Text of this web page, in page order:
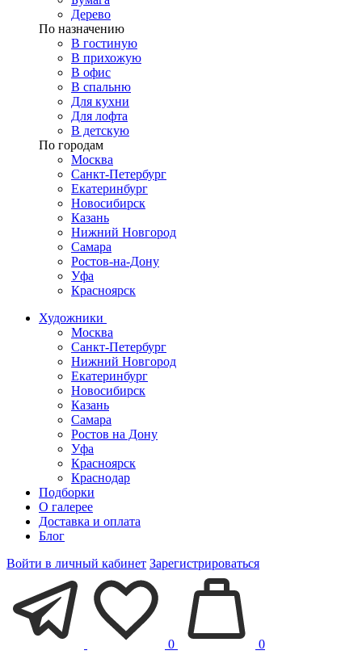
Дерево
По назначению
В гостиную
В прихожую
В офис
В спальню
Для кухни
Для лофта
В детскую
По городам
Москва
Санкт-Петербург
Екатеринбург
Новосибирск
Казань
Нижний Новгород
Самара
Ростов-на-Дону
Уфа
Красноярск
Художники
Москва
Санкт-Петербург
Нижний Новгород
Екатеринбург
Новосибирск
Казань
Самара
Ростов на Дону
Уфа
Красноярск
Краснодар
Подборки
О галерее
Доставка и оплата
Блог
Войти в личный кабинет Зарегистрироваться
0
0